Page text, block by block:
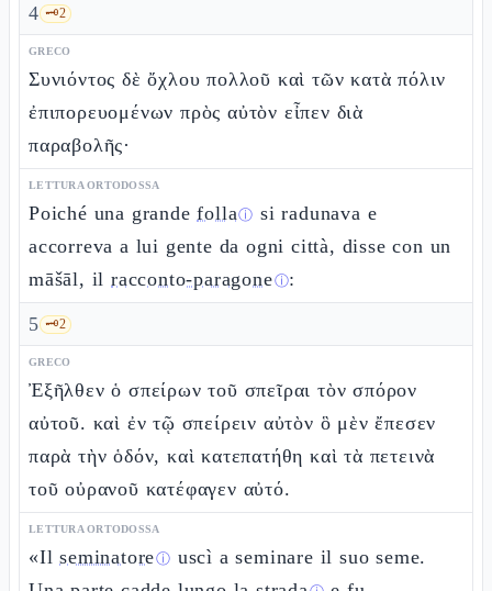
4 🗝️2
GRECO
Συνιόντος δὲ ὄχλου πολλοῦ καὶ τῶν κατὰ πόλιν
ἐπιπορευομένων πρὸς αὐτὸν εἶπεν διὰ
παραβολῆς·
LETTURA ORTODOSSA
Poiché una grandefollaⓘ si radunava e
accorreva a lui gente da ogni città, disse con un
māšāl, il racconto-paragoneⓘ:
5 🗝️2
GRECO
Ἐξῆλθεν ὁ σπείρων τοῦ σπεῖραι τὸν σπόρον
αὐτοῦ. καὶ ἐν τῷ σπείρειν αὐτὸν ὃ μὲν ἔπεσεν
παρὰ τὴν ὁδόν, καὶ κατεπατήθη καὶ τὰ πετεινὰ
τοῦ οὐρανοῦ κατέφαγεν αὐτό.
LETTURA ORTODOSSA
«Ilseminatoreⓘ uscì a seminare il suo seme.